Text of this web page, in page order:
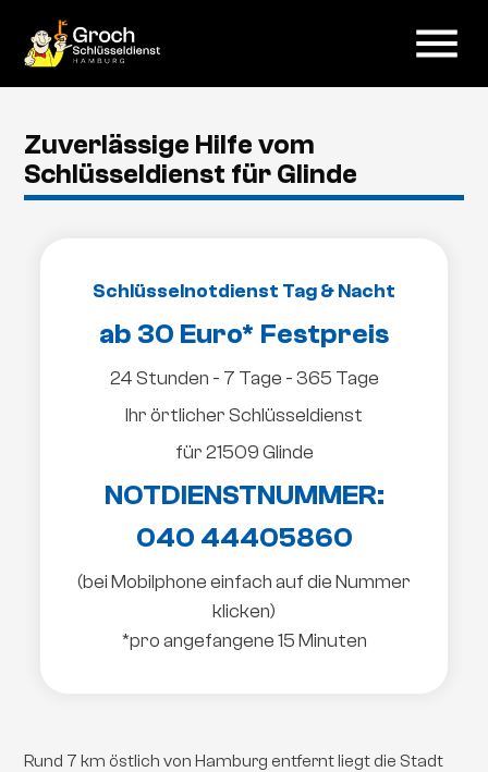
menu
Zuverlässige Hilfe vom
Schlüsseldienst für Glinde
Schlüsselnotdienst Tag & Nacht
ab 30 Euro* Festpreis
24 Stunden - 7 Tage - 365 Tage
Ihr örtlicher Schlüsseldienst
für 21509 Glinde
NOTDIENSTNUMMER:
040 44405860
(bei Mobilphone einfach auf die Nummer
klicken)
*pro angefangene 15 Minuten
Rund 7 km östlich von Hamburg entfernt liegt die Stadt